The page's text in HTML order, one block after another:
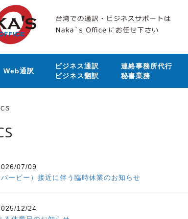
Web通訳
ビジネス通訳
ビジネス翻訳
連絡事務所代行
秘書業務
07/09
ービー）接近に伴う臨時休業のお知らせ
12/24